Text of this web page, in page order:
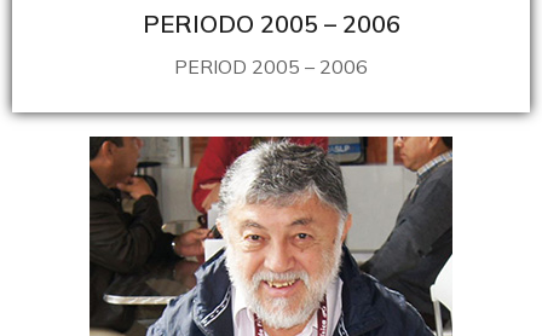
PERIODO 2005 – 2006
PERIOD 2005 – 2006